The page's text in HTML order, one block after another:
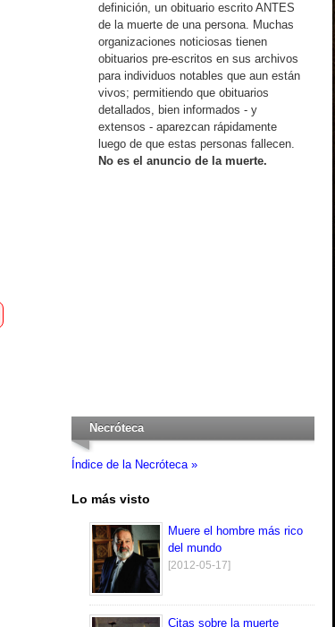
definición, un obituario escrito ANTES
de la muerte de una persona. Muchas
organizaciones noticiosas tienen
obituarios pre-escritos en sus archivos
para individuos notables que aun están
vivos; permitiendo que obituarios
detallados, bien informados - y
extensos - aparezcan rápidamente
luego de que estas personas fallecen.
No es el anuncio de la muerte.
Necróteca
Índice de la Necróteca »
Lo más visto
Muere el hombre más rico
del mundo
[2012-05-17]
Citas sobre la muerte